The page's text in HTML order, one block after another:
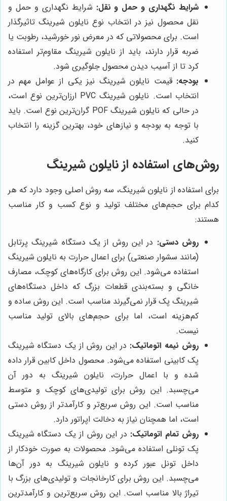
شرایط نگهداری و حمل و نقل: شرایط نگهداری و حمل و
نقل محصول نیز در انتخاب نوع نایلون شیرینگ تاثیرگذار
است. برای محصولاتی که در معرض نور خورشید، رطوبت یا
ضربه قرار دارند، باید از نایلون شیرینگ مقاوم‌تر استفاده
کرد تا از آسیب دیدن محصول جلوگیری شود.
بودجه: قیمت نایلون شیرینگ نیز یکی از عوامل مهم در
انتخاب است. نایلون شیرینگ PVC ارزان‌ترین نوع است،
در حالی که نایلون شیرینگ POF گران‌ترین نوع است. باید
با توجه به بودجه و نیازهای خود، بهترین گزینه را انتخاب
کنید.
روش‌های استفاده از نایلون شیرینگ
برای استفاده از نایلون شیرینگ، سه روش اصلی وجود دارد که هر
کدام برای حجم‌های مختلف تولید و نوع کسب و کار مناسب
هستند:
روش دستی: در این روش از یک دستگاه شیرینگ پرتابل
(مانند سشوار صنعتی) برای اعمال حرارت به نایلون شیرینگ
استفاده می‌شود. این روش برای کارگاه‌های کوچک، مصارف
خانگی و بسته‌بندی قطعات بزرگ که داخل دستگاه‌های
شیرینگ پک قرار نمی‌گیرند مناسب است. این روش ساده و
کم‌هزینه است، اما برای حجم‌های بالای تولید مناسب
نیست.
روش نیمه اتوماتیک: در این روش از یک دستگاه شیرینگ
پک کابینی استفاده می‌شود. محصول داخل کابین قرار داده
شده و با اعمال حرارت، نایلون شیرینگ به دور آن
می‌چسبد. این روش برای تولیدی‌های کوچک و متوسط
مناسب است. این روش سریع‌تر و کارآمدتر از روش دستی
است، اما همچنان نیاز به دخالت اپراتور دارد.
روش تمام اتوماتیک: در این روش از یک دستگاه شیرینگ
پک تونلی استفاده می‌شود. محصولات به صورت خودکار از
داخل تونل عبور کرده و نایلون شیرینگ به دور آن‌ها
می‌چسبد. این روش برای کارخانجات و تولیدی‌های بزرگ با
تیراژ بالا مناسب است. این روش سریع‌ترین و کارآمدترین